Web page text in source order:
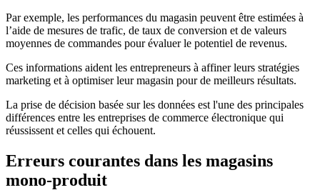
Par exemple, les performances du magasin peuvent être estimées à
l’aide de mesures de trafic, de taux de conversion et de valeurs
moyennes de commandes pour évaluer le potentiel de revenus.
Ces informations aident les entrepreneurs à affiner leurs stratégies
marketing et à optimiser leur magasin pour de meilleurs résultats.
La prise de décision basée sur les données est l'une des principales
différences entre les entreprises de commerce électronique qui
réussissent et celles qui échouent.
Erreurs courantes dans les magasins
mono-produit